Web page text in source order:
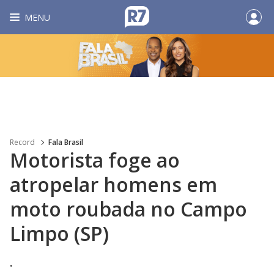
MENU
Record Fala Brasil
Motorista foge ao
atropelar homens em
moto roubada no Campo
Limpo (SP)
.